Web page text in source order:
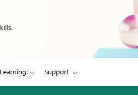
Learning Support